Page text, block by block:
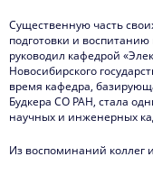
Существенную часть
подготовки и
руководил кафедрой
Новосибирского
время кафедра,
Будкера СО РАН, стала
научных и инженерных
Из воспоминаний коллег